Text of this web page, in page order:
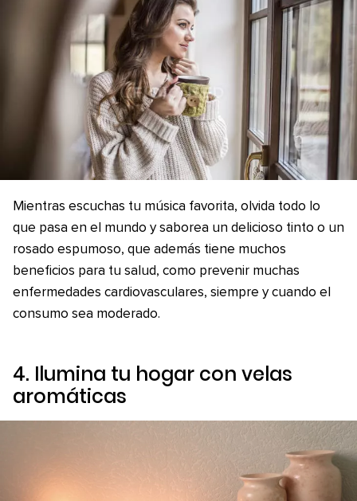
Mientras escuchas tu música favorita, olvida todo lo
que pasa en el mundo y saborea un delicioso tinto o un
rosado espumoso, que además tiene muchos
beneficios para tu salud, como prevenir muchas
enfermedades cardiovasculares, siempre y cuando el
consumo sea moderado.
4. Ilumina tu hogar con velas
aromáticas